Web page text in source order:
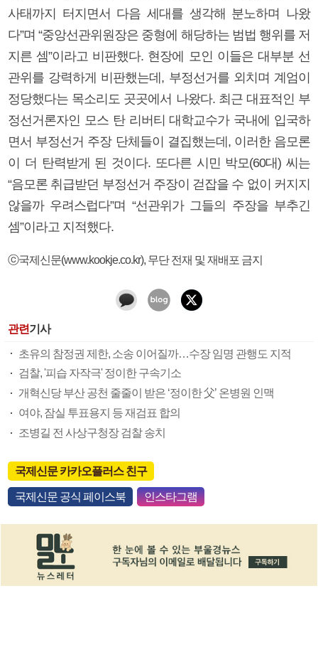
사태까지 터지면서 다음 세대를 생각해 분노하며 나왔
다”며 “중앙선관위원장은 중형에 해당하는 범법 행위를 저
지른 셈”이라고 비판했다. 현장에 모인 이들은 대부분 선
관위를 강력하게 비판했는데, 부정선거를 외치며 계엄이
정당했다는 목소리도 곳곳에서 나왔다. 최근 대표적인 부
정선거론자인 모스 탄 리버티 대학교수가 국내에 입국하
면서 부정선거 주장 단체들이 결집했는데, 이러한 음모론
이 더 탄력받게 된 것이다. 또다른 시민 박모(60대) 씨는
“음모론 취급받던 부정선거 주장이 걷잡을 수 없이 커지지
않을까 우려스럽다”며 “선관위가 그들의 주장을 부추긴
셈”이라고 지적했다.
ⓒ국제신문(www.kookje.co.kr), 무단 전재 및 재배포 금지
관련기사
초유의 참정권 제한, 소송 이어질까…수장 임명 관행도 지적
검찰, '피습 자작극' 정이한 구속기소
개혁신당 부산 공천 줄줄이 받은 ‘정이한 父’ 온병원 인맥
여야, 잠실 투표용지 등 재검표 합의
조병길 전 사상구청장 검찰 송치
국제신문 카카오플러스 친구
국제신문 공식 페이스북 인스타그램